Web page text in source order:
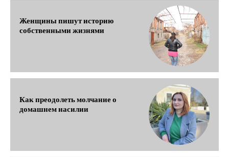
Женщины пишут историю
собственными жизнями
Как преодолеть молчание о
домашнем насилии